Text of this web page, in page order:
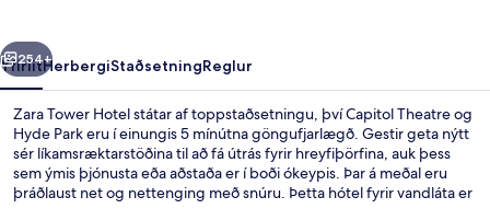
Næsta
254+
YfirlitHerbergiStaðsetningReglur
Zara Tower Hotel státar af toppstaðsetningu, því Capitol Theatre og
Hyde Park eru í einungis 5 mínútna göngufjarlægð. Gestir geta nýtt
sér líkamsræktarstöðina til að fá útrás fyrir hreyfiþörfina, auk þess
sem ýmis þjónusta eða aðstaða er í boði ókeypis. Þar á meðal eru
þráðlaust net og nettenging með snúru. Þetta hótel fyrir vandláta er